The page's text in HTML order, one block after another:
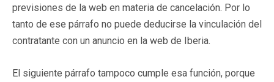
previsiones de la web en materia de cancelación. Por lo
tanto de ese párrafo no puede deducirse la vinculación del
contratante con un anuncio en la web de Iberia.
El siguiente párrafo tampoco cumple esa función, porque